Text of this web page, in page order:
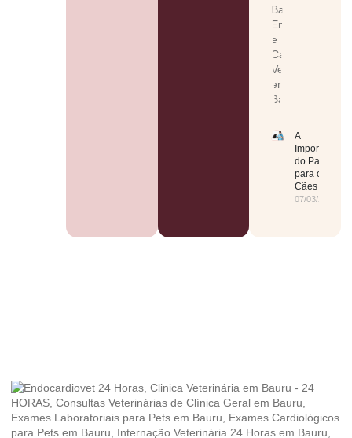
A
Importância
do Passeio
para os
Cães
07/03/2025